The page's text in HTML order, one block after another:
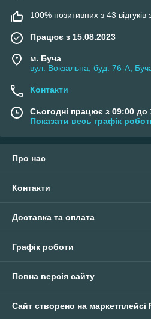
100% позитивних з 43 відгуків
Працює з 15.08.2023
м. Буча
вул. Вокзальна, буд. 76-А,
Контакти
Сьогодні працює з 09:00 до
Показати весь графік
Про нас
Контакти
Доставка та оплата
Графік роботи
Повна версія сайту
Сайт створено на маркетплейсі